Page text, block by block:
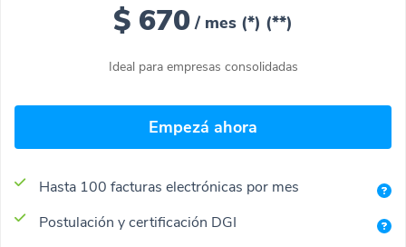
$ 670 / mes (*) (**)
Ideal para empresas consolidadas
Empezá ahora
Hasta 100 facturas electrónicas por mes
Postulación y certificación DGI